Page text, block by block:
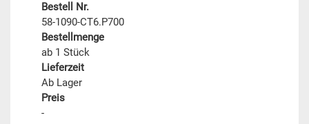
Bestell Nr.
58-1090-CT6.P700
Bestellmenge
ab 1 Stück
Lieferzeit
Ab Lager
Preis
-